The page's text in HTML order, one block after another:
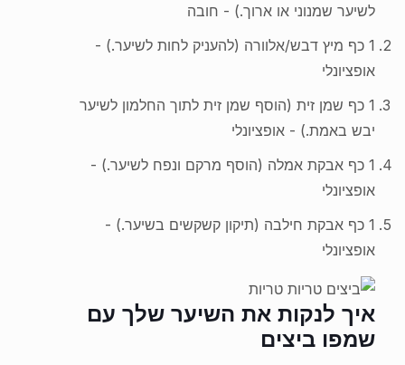
לשיער שמנוני או ארוך.) - חובה
1 כף מיץ דבש/אלוורה (להעניק לחות לשיער.) -
אופציונלי
1 כף שמן זית (הוסף שמן זית לתוך החלמון לשיער
יבש באמת.) - אופציונלי
1 כף אבקת אמלה (הוסף מרקם ונפח לשיער.) -
אופציונלי
1 כף אבקת חילבה (תיקון קשקשים בשיער.) -
אופציונלי
איך לנקות את השיער שלך עם
שמפו ביצים